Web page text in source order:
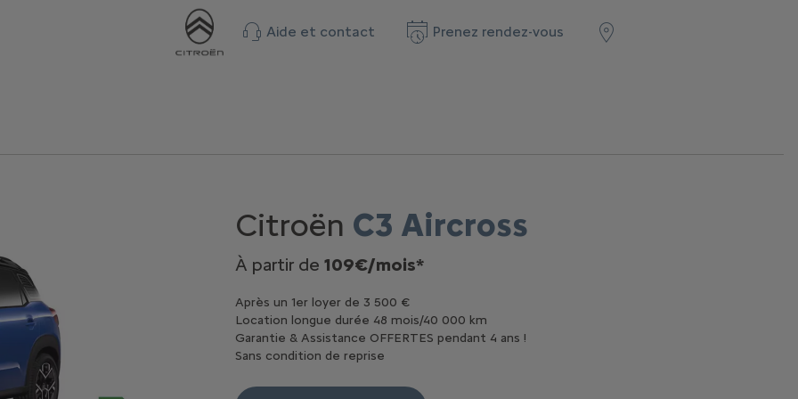
Aide et contact Prenez rendez-vous
Citroën C3 Aircross
À partir de 109€/mois*
Après un 1er loyer de 3 500 €
Location longue durée 48 mois/40 000 km
Garantie & Assistance OFFERTES pendant 4 ans !
Sans condition de reprise